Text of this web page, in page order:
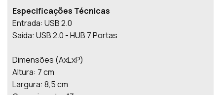
Especificações Técnicas
Entrada: USB 2.0
Saída: USB 2.0 - HUB 7 Portas
Dimensões (AxLxP)
Altura: 7 cm
Largura: 8,5 cm